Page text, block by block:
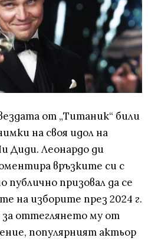
от „Титаник“ били
на своя идол на
Диди. Леонардо ди
връзките си с
публично призовал да се
на изборите през 2024 г.
оттеглянето му от
популярният актьор